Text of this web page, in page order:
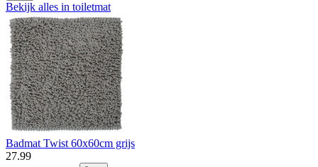
Bekijk alles in toiletmat
Badmat Twist 60x60cm grijs
27.99